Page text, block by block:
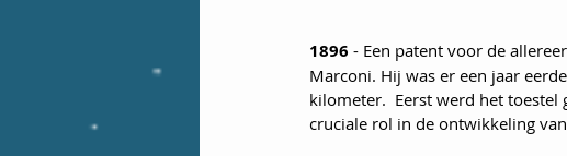
1896 - Een patent voor de
Marconi. Hij was er een jaar
kilometer.  Eerst werd het
cruciale rol in de ontwikkeling